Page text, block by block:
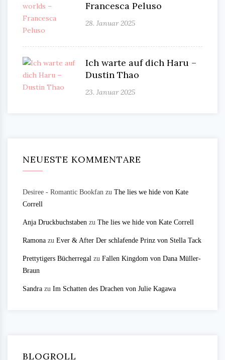
Francesca Peluso
28. Januar 2025
Ich warte auf dich Haru –
Dustin Thao
23. Januar 2025
NEUESTE KOMMENTARE
Desiree - Romantic Bookfan zu The lies we hide von Kate
Correll
Anja Druckbuchstaben zu The lies we hide von Kate Correll
Ramona zu Ever & After Der schlafende Prinz von Stella Tack
Prettytigers Bücherregal zu Fallen Kingdom von Dana Müller-
Braun
Sandra zu Im Schatten des Drachen von Julie Kagawa
BLOGROLL